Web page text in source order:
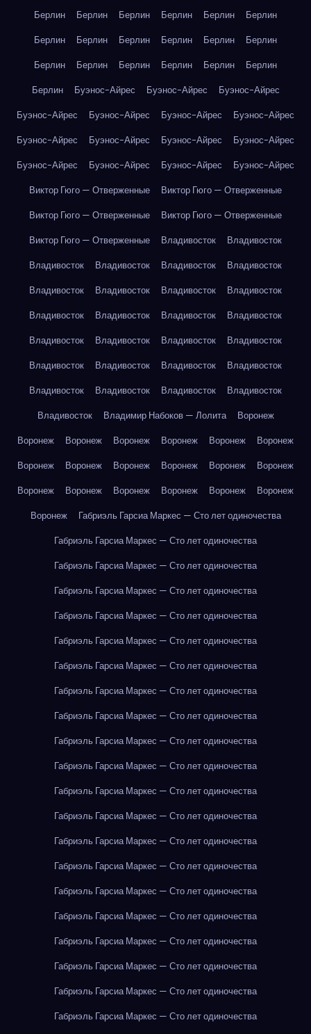
Берлин Берлин Берлин Берлин Берлин
Берлин
Берлин
Берлин Берлин Берлин Берлин
Берлин
Берлин
Берлин Берлин Берлин Берлин
Берлин
Берлин
Буэнос-Айрес Буэнос-Айрес
Буэнос-Айрес
Буэнос-Айрес
Буэнос-Айрес Буэнос-Айрес
Буэнос-Айрес
Буэнос-Айрес
Буэнос-Айрес Буэнос-Айрес
Буэнос-Айрес
Буэнос-Айрес
Буэнос-Айрес Буэнос-Айрес
Буэнос-Айрес
Виктор Гюго — Отверженные
Виктор Гюго — Отверженные
Виктор Гюго — Отверженные
Виктор Гюго — Отверженные
Виктор Гюго — Отверженные
Владивосток
Владивосток
Владивосток
Владивосток Владивосток
Владивосток
Владивосток
Владивосток Владивосток
Владивосток
Владивосток
Владивосток Владивосток
Владивосток
Владивосток
Владивосток Владивосток
Владивосток
Владивосток
Владивосток Владивосток
Владивосток
Владивосток
Владивосток Владивосток
Владивосток
Владивосток
Владимир Набоков — Лолита
Воронеж
Воронеж
Воронеж Воронеж Воронеж Воронеж
Воронеж
Воронеж
Воронеж Воронеж Воронеж Воронеж
Воронеж
Воронеж
Воронеж Воронеж Воронеж Воронеж
Воронеж
Воронеж
Габриэль Гарсиа Маркес — Сто лет одиночества
Габриэль Гарсиа Маркес — Сто лет одиночества
Габриэль Гарсиа Маркес — Сто лет одиночества
Габриэль Гарсиа Маркес — Сто лет одиночества
Габриэль Гарсиа Маркес — Сто лет одиночества
Габриэль Гарсиа Маркес — Сто лет одиночества
Габриэль Гарсиа Маркес — Сто лет одиночества
Габриэль Гарсиа Маркес — Сто лет одиночества
Габриэль Гарсиа Маркес — Сто лет одиночества
Габриэль Гарсиа Маркес — Сто лет одиночества
Габриэль Гарсиа Маркес — Сто лет одиночества
Габриэль Гарсиа Маркес — Сто лет одиночества
Габриэль Гарсиа Маркес — Сто лет одиночества
Габриэль Гарсиа Маркес — Сто лет одиночества
Габриэль Гарсиа Маркес — Сто лет одиночества
Габриэль Гарсиа Маркес — Сто лет одиночества
Габриэль Гарсиа Маркес — Сто лет одиночества
Габриэль Гарсиа Маркес — Сто лет одиночества
Габриэль Гарсиа Маркес — Сто лет одиночества
Габриэль Гарсиа Маркес — Сто лет одиночества
Габриэль Гарсиа Маркес — Сто лет одиночества